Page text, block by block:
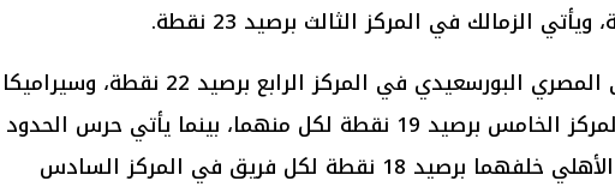
ثم يأتي فريقي المصري البورسعيدي في المركز الرابع برصيد 22 نقطة، وسيراميكا
كليوباترا في المركز الخامس برصيد 19 نقطة لكل منهما، بينما يأتي حرس الحدود
وفاركو والبنك الأهلي خلفهما برصيد 18 نقطة لكل فريق في المركز السادس